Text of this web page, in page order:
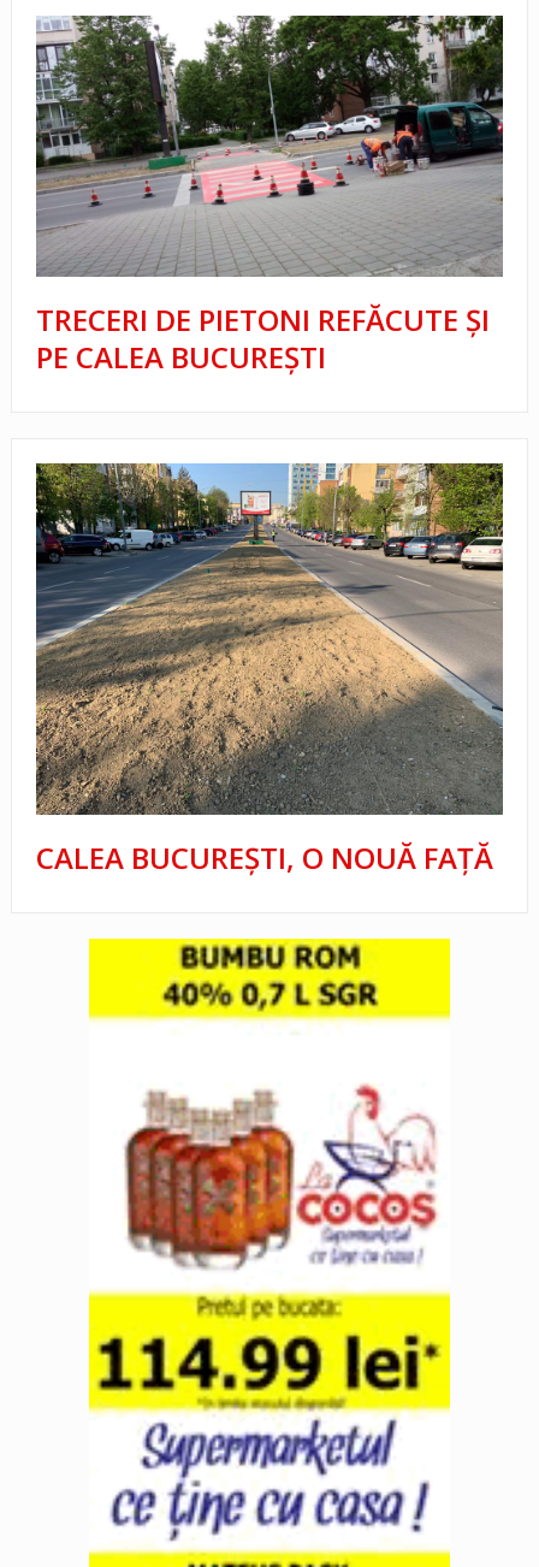
TRECERI DE PIETONI REFĂCUTE ŞI
PE CALEA BUCUREŞTI
CALEA BUCUREŞTI, O NOUĂ FAŢĂ